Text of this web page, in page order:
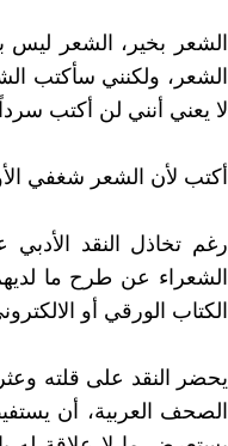
الشعر بخير، الشعر ليس
الشعر، ولكنني سأكتب
لا يعني أنني لن أكتب
أكتب لأن الشعر شغفي
رغم تخاذل النقد
الشعراء عن طرح ما
الكتاب الورقي أو
يحضر النقد على قلته
الصحف العربية، أن